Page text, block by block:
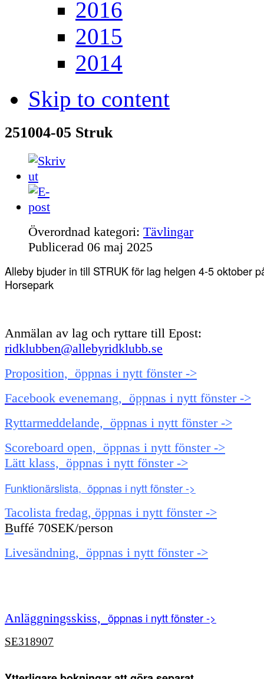
2016
2015
2014
Skip to content
251004-05 Struk
Överordnad kategori: Tävlingar
Publicerad 06 maj 2025
Alleby bjuder in till STRUK för lag helgen 4-5 oktober
Horsepark
Anmälan av lag och ryttare till Epost:
ridklubben@allebyridklubb.se
Proposition, öppnas i nytt fönster ->
Facebook evenemang, öppnas i nytt fönster ->
Ryttarmeddelande, öppnas i nytt fönster ->
Scoreboard open, öppnas i nytt fönster ->
Lätt klass, öppnas i nytt fönster ->
Funktionärslista, öppnas i nytt fönster ->
Tacolista fredag, öppnas i nytt fönster ->
Buffé 70SEK/person
Livesändning, öppnas i nytt fönster ->
Anläggningsskiss, öppnas i nytt fönster ->
SE318907